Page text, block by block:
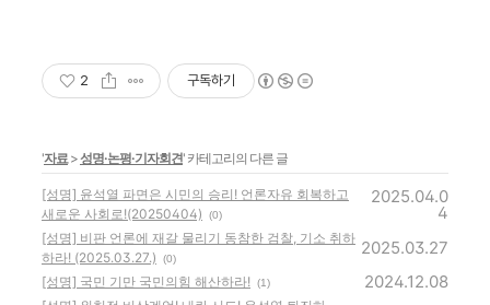
2 구독하기
'자료>성명·논평·기자회견' 카테고리의 다른 글
[성명] 윤석열 파면은 시민의 승리! 언론자유 회복하고
새로운 사회로!(20250404)
(0)
2025.04.0
4
[성명] 비판 언론에 재갈 물리기 동참한 검찰, 기소 취하
하라! (2025.03.27.)
(0)
2025.03.27
[성명] 국민 기만 국민의힘 해산하라! (1) 2024.12.08